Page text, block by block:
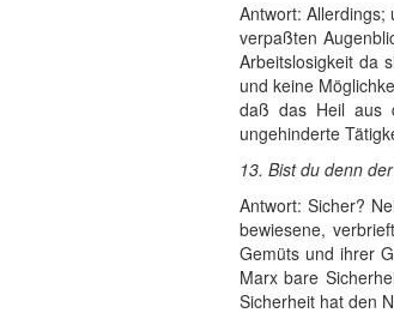
Antwort: Allerdings;
verpaßten
Arbeitslosigkeit da
und keine
daß das Heil aus
ungehinderte
13. Bist du denn
Antwort: Sicher?
bewiesene,
Gemüts und ihrer
Marx bare
Sicherheit hat den